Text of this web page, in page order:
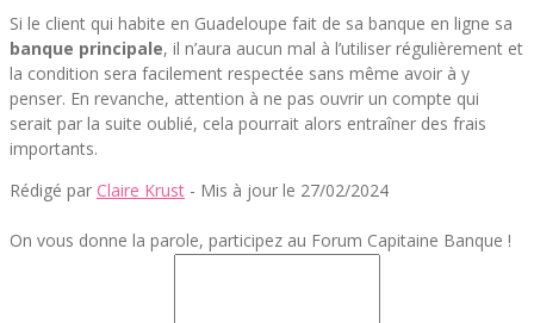
Si le client qui habite en Guadeloupe fait de sa banque en ligne sa
banque principale, il n’aura aucun mal à l’utiliser régulièrement et
la condition sera facilement respectée sans même avoir à y
penser. En revanche, attention à ne pas ouvrir un compte qui
serait par la suite oublié, cela pourrait alors entraîner des frais
importants.
Rédigé par Claire Krust - Mis à jour le 27/02/2024
On vous donne la parole, participez au Forum Capitaine Banque !